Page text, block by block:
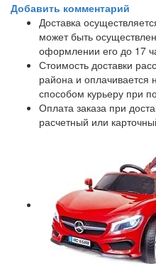
Добавить комментарий
Доставка
может быть
оформлении его до 17
Стоимость доставки
района и
способом курьеру при
Оплата заказа при
расчетный или